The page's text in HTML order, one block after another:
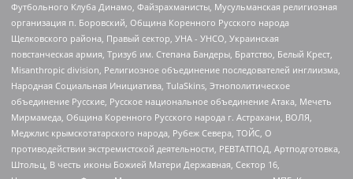
Футбольного Клуба Динамо, Файзрахманисты, Мусульманская религиозная
организация п. Боровский, Община Коренного Русского народа
Щелковского района, Правый сектор, УНА - УНСО, Украинская
повстанческая армия, Тризуб им. Степана Бандеры, Братство, Белый Крест,
Misanthropic division, Религиозное объединение последователей инглиизма,
Народная Социальная Инициатива, TulaSkins, Этнополитическое
объединение Русские, Русское национальное объединение Атака, Мечеть
Мирмамеда, Община Коренного Русского народа г. Астрахани, ВОЛЯ,
Меджлис крымскотатарского народа, Рубеж Севера, ТОЙС, О
противодействии экстремистской деятельности, РЕВТАТПОД, Артподготовка,
Штольц, В честь иконы Божией Матери Державная, Сектор 16,